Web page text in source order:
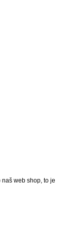
web shop, to je